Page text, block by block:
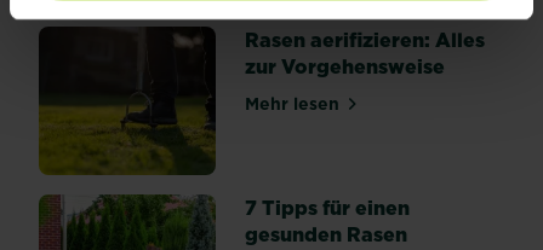
Rasen aerifizieren: Alles
zur Vorgehensweise
Mehr lesenüber Rasen aerifizieren:
7 Tipps für einen
gesunden Rasen